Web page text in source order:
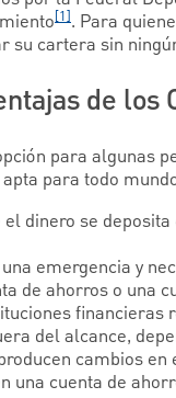
[1]. Para
su cartera sin
de los
para algunas
para todo
el dinero se
emergencia y
de ahorros o una
financieras
del alcance,
cambios
una cuenta de